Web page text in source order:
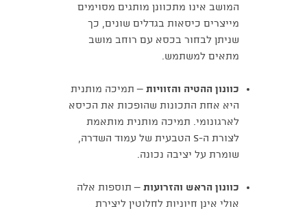
המושב אינו מתכוונן מותגים מסוימים
מייצרים כיסאות בגדלים שונים, כך
שניתן לבחור בכסא עם רוחב מושב
מתאים למשתמש.
כוונון ההטיה והזוויות – תמיכה מותנית
היא אחת התכונות שהופכות את הכיסא
לארגונומי. תמיכה מותנית מותאמת
לצורת ה-S הטבעית של עמוד השדרה,
שומרת על יציבה נכונה.
כוונון הראש והזרועות – תוספות אלה
אולי אינן חיוניות לחלוטין ליצירת